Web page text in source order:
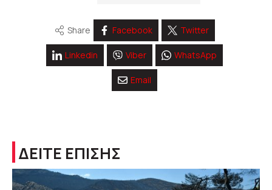
Share Facebook Twitter
Linkedin Viber WhatsApp
Email
ΔΕΙΤΕ ΕΠΙΣΗΣ